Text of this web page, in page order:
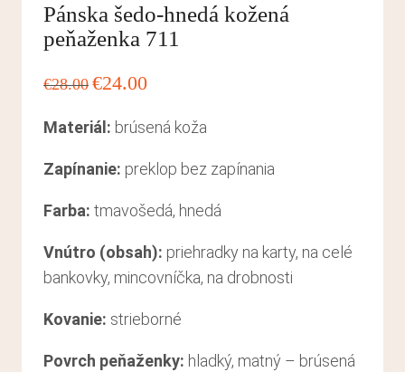
Pánska šedo-hnedá kožená
peňaženka 711
€28.00 Pôvodná
bola:
€24.00
je:
Materiál: brúsená koža
Zapínanie: preklop bez zapínania
Farba: tmavošedá, hnedá
Vnútro (obsah): priehradky na karty, na celé
bankovky, mincovníčka, na drobnosti
Kovanie: strieborné
Povrch peňaženky: hladký, matný – brúsená